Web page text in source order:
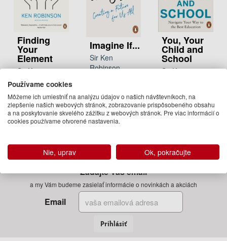
Finding
Your
Element
Sir Ken
Robinson
14.95 €
Na
objednávku
Imagine If...
Sir Ken
Robinson
Na
objednávku
You, Your
Child and
School
Sir Ken
14.50 €
Na
Zadajte Váš email
a my Vám budeme zasielať informácie o novinkách a akciách
Email
Prihlásiť
Používame cookies
Môžeme ich umiestniť na analýzu údajov o našich návštevníkoch, na
zlepšenie našich webových stránok, zobrazovanie prispôsobeného obsahu
a na poskytovanie skvelého zážitku z webových stránok. Pre viac informácií o
cookies používame otvorené nastavenia.
Nie, uprav Ok, pokračujte